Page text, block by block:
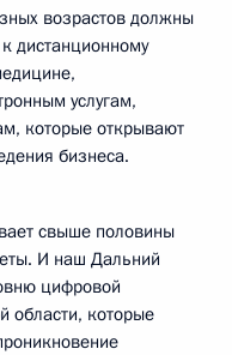
возрастов должны
дистанционному
услугам,
которые открывают
бизнеса.
свыше половины
И наш Дальний
цифровой
области, которые